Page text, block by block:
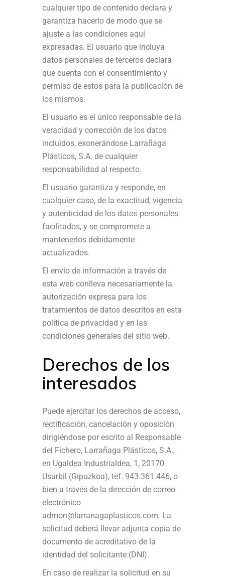
cualquier tipo de contenido declara y
garantiza hacerlo de modo que se
ajuste a las condiciones aquí
expresadas. El usuario que incluya
datos personales de terceros declara
que cuenta con el consentimiento y
permiso de estos para la publicación de
los mismos.
El usuario es el único responsable de la
veracidad y corrección de los datos
incluidos, exonerándose Larrañaga
Plásticos, S.A. de cualquier
responsabilidad al respecto.
El usuario garantiza y responde, en
cualquier caso, de la exactitud, vigencia
y autenticidad de los datos personales
facilitados, y se compromete a
mantenerlos debidamente
actualizados.
El envío de información a través de
esta web conlleva necesariamente la
autorización expresa para los
tratamientos de datos descritos en esta
política de privacidad y en las
condiciones generales del sitio web.
Derechos de los
interesados
Puede ejercitar los derechos de acceso,
rectificación, cancelación y oposición
dirigiéndose por escrito al Responsable
del Fichero, Larrañaga Plásticos, S.A.,
en Ugaldea Industrialdea, 1, 20170
Usurbil (Gipuzkoa), tef. 943.361.446, o
bien a través de la dirección de correo
electrónico
admon@larranagaplasticos.com. La
solicitud deberá llevar adjunta copia de
documento de acreditativo de la
identidad del solicitante (DNI).
En caso de realizar la solicitud en su